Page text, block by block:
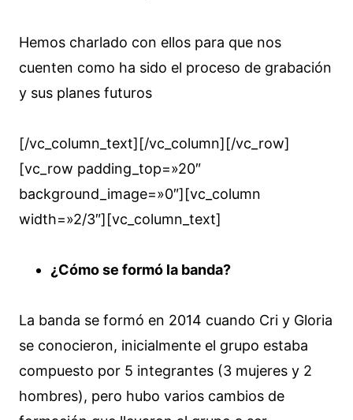
Hemos charlado con ellos para que nos
cuenten como ha sido el proceso de grabación
y sus planes futuros
[/vc_column_text][/vc_column][/vc_row]
[vc_row padding_top=»20″
background_image=»0″][vc_column
width=»2/3″][vc_column_text]
¿Cómo se formó la banda?
La banda se formó en 2014 cuando Cri y Gloria
se conocieron, inicialmente el grupo estaba
compuesto por 5 integrantes (3 mujeres y 2
hombres), pero hubo varios cambios de